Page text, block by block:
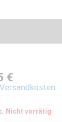
€
Versandkosten
Nicht vorrätig